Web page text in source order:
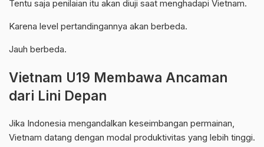
Tentu saja penilaian itu akan diuji saat menghadapi Vietnam.
Karena level pertandingannya akan berbeda.
Jauh berbeda.
Vietnam U19 Membawa Ancaman
dari Lini Depan
Jika Indonesia mengandalkan keseimbangan permainan,
Vietnam datang dengan modal produktivitas yang lebih tinggi.